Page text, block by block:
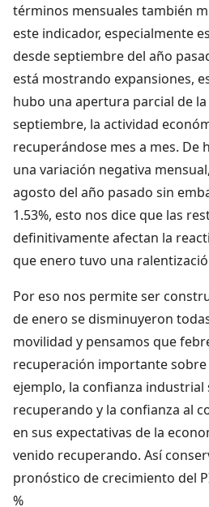
términos mensuales también
este indicador, especialmente
desde septiembre del año
está mostrando expansiones,
hubo una apertura parcial de
septiembre, la actividad
recuperándose mes a mes. De
una variación negativa
agosto del año pasado sin
1.53%, esto nos dice que las
definitivamente afectan la
que enero tuvo una
Por eso nos permite ser
de enero se disminuyeron
movilidad y pensamos que
recuperación importante
ejemplo, la confianza industrial
recuperando y la confianza al
en sus expectativas de la
venido recuperando. Así
pronóstico de crecimiento del
%